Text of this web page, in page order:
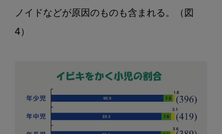
ノイドなどが原因のものも含まれる。（図
4）